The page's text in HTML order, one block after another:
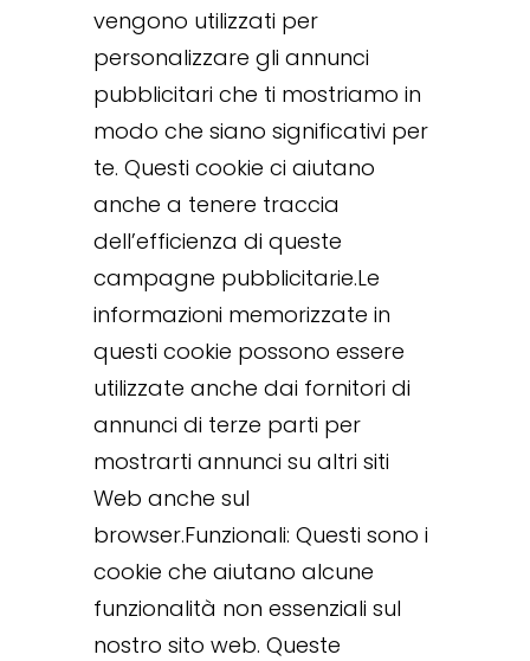
vengono utilizzati per
personalizzare gli annunci
pubblicitari che ti mostriamo in
modo che siano significativi per
te. Questi cookie ci aiutano
anche a tenere traccia
dell’efficienza di queste
campagne pubblicitarie.Le
informazioni memorizzate in
questi cookie possono essere
utilizzate anche dai fornitori di
annunci di terze parti per
mostrarti annunci su altri siti
Web anche sul
browser.Funzionali: Questi sono i
cookie che aiutano alcune
funzionalità non essenziali sul
nostro sito web. Queste